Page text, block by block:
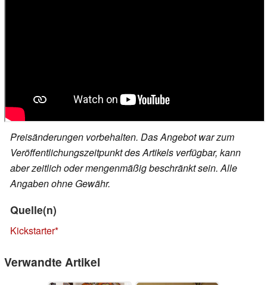
Preisänderungen vorbehalten. Das Angebot war zum
Veröffentlichungszeitpunkt des Artikels verfügbar, kann
aber zeitlich oder mengenmäßig beschränkt sein. Alle
Angaben ohne Gewähr.
Quelle(n)
Kickstarter
Verwandte Artikel